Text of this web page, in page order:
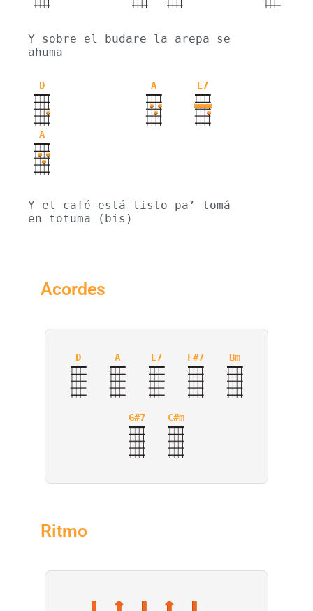
Y sobre el budare la arepa se
ahuma
D A E7
A
Y el café está listo pa’ tomá
en totuma (bis)
Acordes
D A E7 F#7 Bm
G#7 C#m
Ritmo